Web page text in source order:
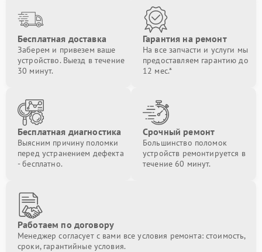
Бесплатная доставка
Заберем и привезем ваше
устройство. Выезд в течение
30 минут.
Гарантия на ремонт
На все запчасти и услуги мы
предоставляем гарантию до
12 мес.*
Бесплатная диагностика
Выясним причину поломки
перед устранением дефекта
- бесплатно.
Срочный ремонт
Большинство поломок
устройств ремонтируется в
течение 60 минут.
Работаем по договору
Менеджер согласует с вами все условия ремонта: стоимость,
сроки, гарантийные условия.